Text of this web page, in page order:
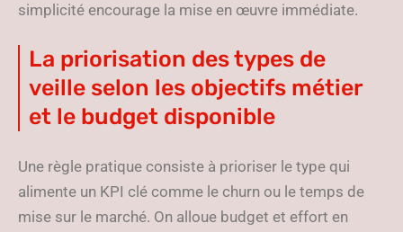
simplicité encourage la mise en œuvre immédiate.
La priorisation des types de
veille selon les objectifs métier
et le budget disponible
Une règle pratique consiste à prioriser le type qui
alimente un KPI clé comme le churn ou le temps de
mise sur le marché. On alloue budget et effort en